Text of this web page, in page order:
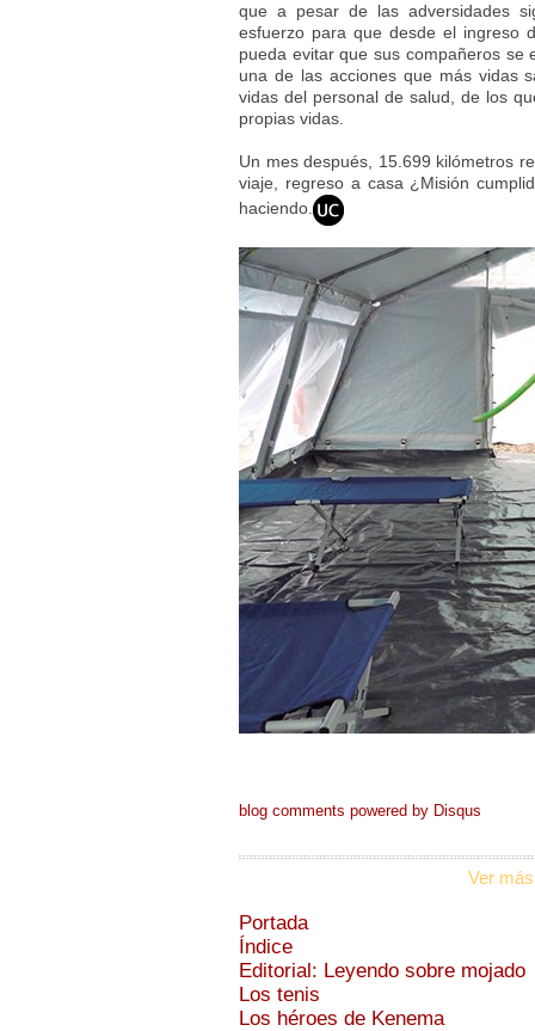
que a pesar de las adversidades
esfuerzo para que desde el ingreso
pueda evitar que sus compañeros se
una de las acciones que más vidas
vidas del personal de salud, de los
propias vidas.
Un mes después, 15.699 kilómetros
viaje, regreso a casa ¿Misión
haciendo.
blog comments powered by Disqus
Ver
Portada
Índice
Editorial: Leyendo sobre mojado
Los tenis
Los héroes de Kenema